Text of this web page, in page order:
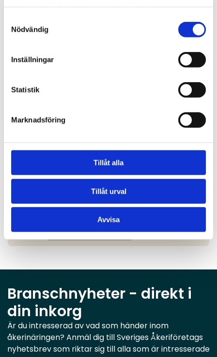
Nödvändig
Inställningar
Statistik
Marknadsföring
Tillåt alla
Tillåt urval
Avvisa
Är du inloggad men ändå inte kan
komma åt informationen beror det på
behörighet än vad du har. Har du frågor
Kontakta mig om du har frågor
SÅ Sparman
marie.morsin@akeri.se
Branschnyheter - direkt i
din inkorg
Är du intresserad av vad som händer inom
åkerinäringen? Anmäl dig till Sveriges Åkeriföretags
nyhetsbrev som riktar sig till alla som är intresserade